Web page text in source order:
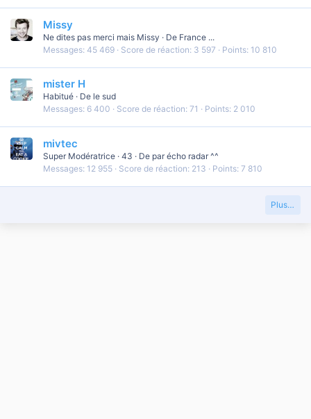
Missy
Ne dites pas merci mais Missy · De France ...
Messages 45 469 Score de réaction 3 597 Points 10 810
mister H
Habitué · De le sud
Messages 6 400 Score de réaction 71 Points 2 010
mivtec
Super Modératrice · 43 · De par écho radar ^^
Messages 12 955 Score de réaction 213 Points 7 810
Plus…